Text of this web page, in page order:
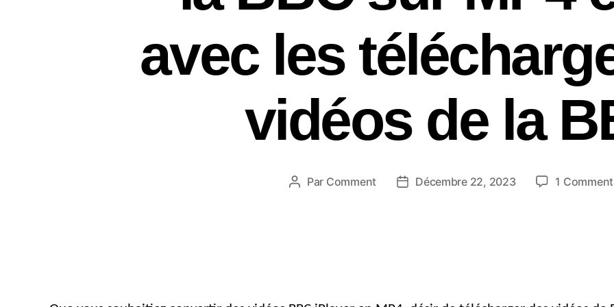
avec les
vidéos de la
Auteur
Par Comment
DateDécembre 22, 2023 1